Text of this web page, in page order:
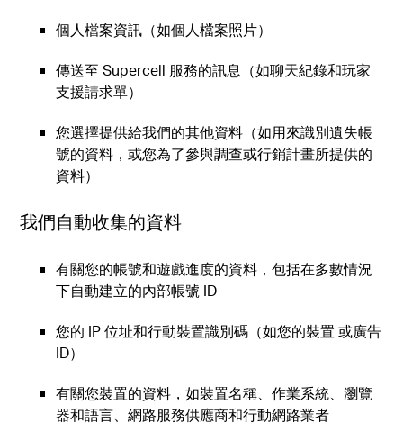
個人檔案資訊（如個人檔案照片）
傳送至 Supercell 服務的訊息（如聊天紀錄和玩家
支援請求單）
您選擇提供給我們的其他資料（如用來識別遺失帳
號的資料，或您為了參與調查或行銷計畫所提供的
資料）
我們自動收集的資料
有關您的帳號和遊戲進度的資料，包括在多數情況
下自動建立的內部帳號 ID
您的 IP 位址和行動裝置識別碼（如您的裝置 或廣告
ID）
有關您裝置的資料，如裝置名稱、作業系統、瀏覽
器和語言、網路服務供應商和行動網路業者